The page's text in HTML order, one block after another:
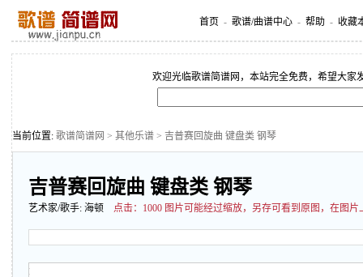
首页 - 歌谱/曲谱中心 - 帮助 - 收藏
欢迎光临歌谱简谱网，本站完全免费，希望大家
当前位置: 歌谱简谱网 > 其他乐谱 > 吉普赛回旋曲 键盘类 钢琴
吉普赛回旋曲 键盘类 钢琴
艺术家/歌手: 海顿 点击： 1000 图片可能经过缩放，另存可看到原图，在图